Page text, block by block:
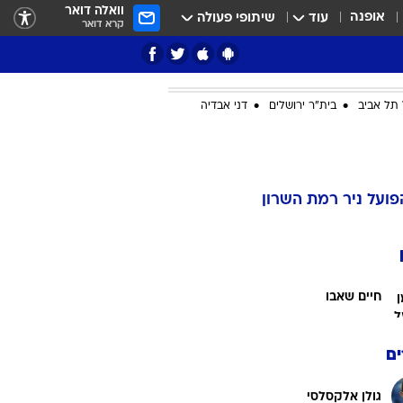
אופנה עוד שיתופי פעולה וואלה דואר
קרא דואר
דאבל דריבל
תל אביב בית"ר ירושלים דני אבדיה
ניר רמת השרון
חיים שאבו
גולן אלקסלסי